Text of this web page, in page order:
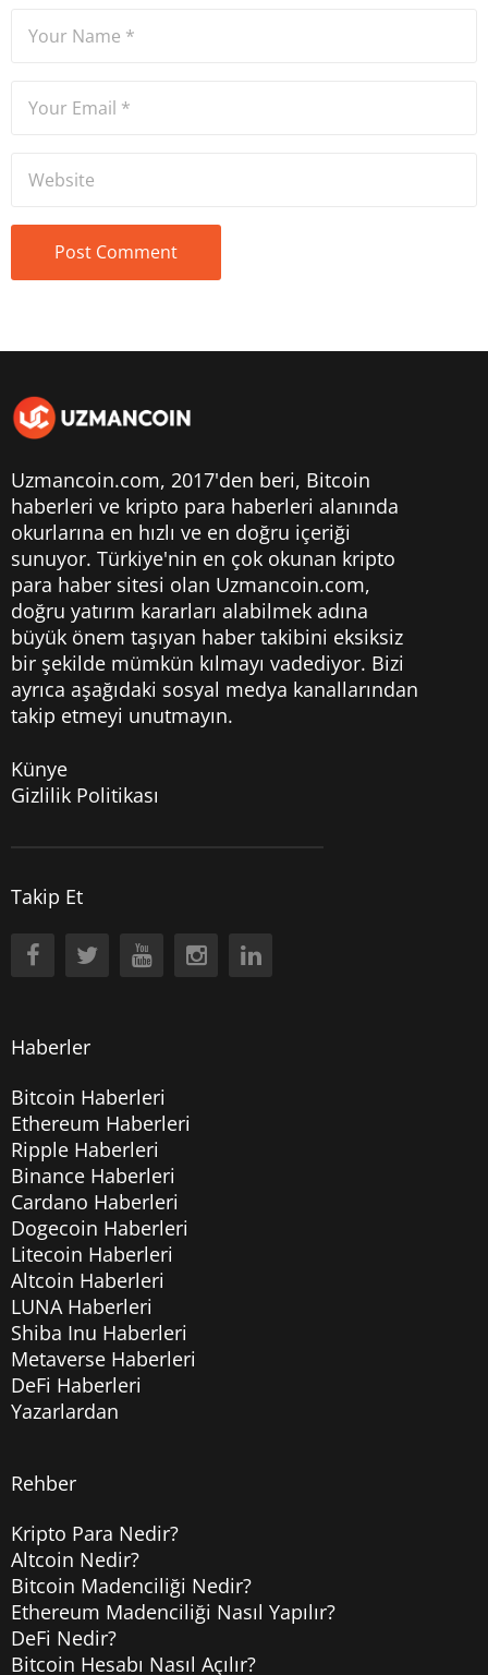
Uzmancoin.com, 2017'den beri, Bitcoin
haberleri ve kripto para haberleri alanında
okurlarına en hızlı ve en doğru içeriği
sunuyor. Türkiye'nin en çok okunan kripto
para haber sitesi olan Uzmancoin.com,
doğru yatırım kararları alabilmek adına
büyük önem taşıyan haber takibini eksiksiz
bir şekilde mümkün kılmayı vadediyor. Bizi
ayrıca aşağıdaki sosyal medya kanallarından
takip etmeyi unutmayın.
Künye
Gizlilik Politikası
Takip Et
Haberler
Bitcoin Haberleri
Ethereum Haberleri
Ripple Haberleri
Binance Haberleri
Cardano Haberleri
Dogecoin Haberleri
Litecoin Haberleri
Altcoin Haberleri
LUNA Haberleri
Shiba Inu Haberleri
Metaverse Haberleri
DeFi Haberleri
Yazarlardan
Rehber
Kripto Para Nedir?
Altcoin Nedir?
Bitcoin Madenciliği Nedir?
Ethereum Madenciliği Nasıl Yapılır?
DeFi Nedir?
Bitcoin Hesabı Nasıl Açılır?